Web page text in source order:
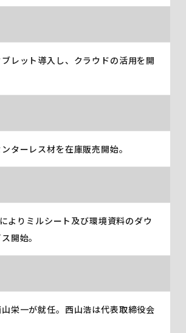
レット導入し、クラウドの活用を開
ターレス材を在庫販売開始。
よりミルシート及び環境資料のダウ
開始。
栄一が就任。西山浩は代表取締役会